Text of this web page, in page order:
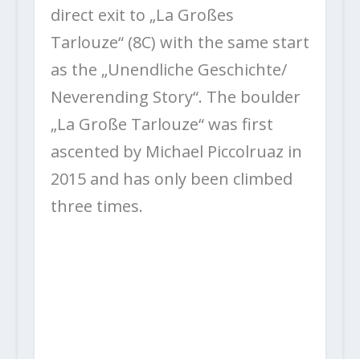
direct exit to „La Großes
Tarlouze“ (8C) with the same start
as the „Unendliche Geschichte/
Neverending Story“. The boulder
„La Große Tarlouze“ was first
ascented by Michael Piccolruaz in
2015 and has only been climbed
three times.